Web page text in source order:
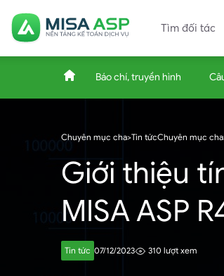
Tìm đối tác
Báo chí, truyền hình
Chuyên mục cha>Tin tứcChuyên mục cha
Giới thiệu
MISA ASP
Tin tức 07/12/2023 310 lượt xem